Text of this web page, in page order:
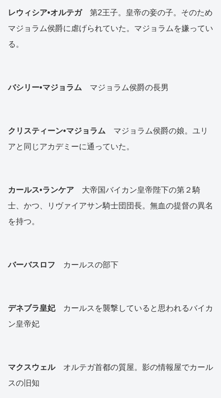
レウィシア•オルテガ第2王子。皇帝の妾の子。そのため
マジョラム侯爵に虐げられていた。マジョラムを嫌ってい
る。
バシリー•マジョラム マジョラム侯爵の長男
クリスティーン•マジョラム マジョラム侯爵の娘。ユリ
アと同じアカデミーに通っていた。
カールス•ランケア 大帝国バイカン皇帝陛下の第２騎
士、かつ、リヴァイアサン騎士団団長。無血の提督の異名
を持つ。
バーバスロフ カールスの部下
デネブラ皇妃カールスを襲撃していると思われるバイカ
ン皇帝妃
マクスウェルオルテガ首都の質屋。影の情報屋でカール
スの旧知